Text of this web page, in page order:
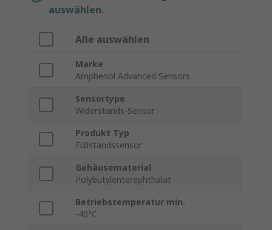
auswählen.
Alle auswählen
Marke
Amphenol Advanced Sensors
Sensortype
Widerstands-Sensor
Produkt Typ
Füllstandssensor
Gehäusematerial
Polybutylenterephthalat
Betriebstemperatur min.
-40°C